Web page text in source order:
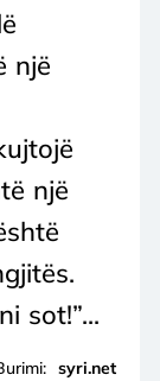
një
një
sot!”...
syri.net